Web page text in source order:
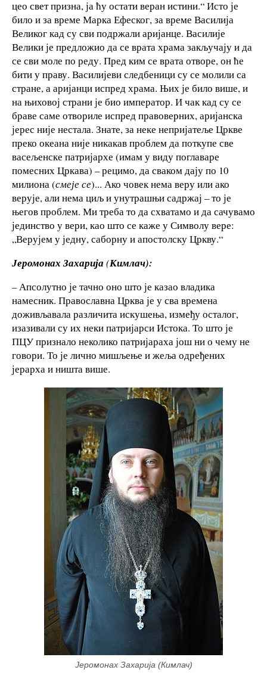
цео свет призна, ја ћу остати веран истини.“ Исто је
било и за време Марка Ефеског, за време Василија
Великог кад су сви подржали аријанце. Василије
Велики је предложио да се врата храма закључају и да
се сви моле по реду. Пред ким се врата отворе, он ће
бити у праву. Василијеви следбеници су се молили са
стране, а аријанци испред храма. Њих је било више, и
на њиховој страни је био император. И чак кад су се
браве саме отвориле испред правоверних, аријанска
јерес није нестала. Знате, за неке непријатеље Цркве
преко океана није никакав проблем да поткупе све
васељенске патријархе (имам у виду поглаваре
помесних Цркава) – рецимо, да сваком дају по 10
милиона (смеје се)... Ако човек нема веру или ако
верује, али нема циљ и унутрашњи садржај – то је
његов проблем. Ми треба то да схватамо и да сачувамо
јединство у вери, као што се каже у Символу вере:
„Верујем у једну, саборну и апостолску Цркву.“
Јеромонах Захарија (Кимлач):
–Апсолутно је тачно оно што је казао владика
намесник. Православна Црква је у сва времена
доживљавала различита искушења, између осталог,
изазивали су их неки патријарси Истока. То што је
ПЦУ признало неколико патријараха још ни о чему не
говори. То је лично мишљење и жеља одређених
јерарха и ништа више.
Јеромонах Захарија (Кимлач)